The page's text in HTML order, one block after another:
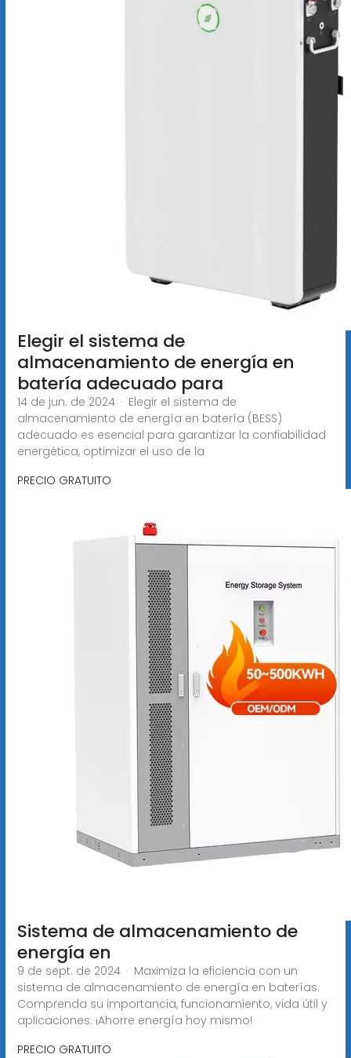
Elegir el sistema de
almacenamiento de energía en
batería adecuado para
14 de jun. de 2024 · Elegir el sistema de
almacenamiento de energía en batería (BESS)
adecuado es esencial para garantizar la confiabilidad
energética, optimizar el uso de la
PRECIO GRATUITO
Sistema de almacenamiento de
energía en
9 de sept. de 2024 · Maximiza la eficiencia con un
sistema de almacenamiento de energía en baterías.
Comprenda su importancia, funcionamiento, vida útil y
aplicaciones. ¡Ahorre energía hoy mismo!
PRECIO GRATUITO